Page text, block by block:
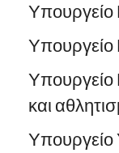
Υπουργείο
Υπουργείο
και
Υπουργείο